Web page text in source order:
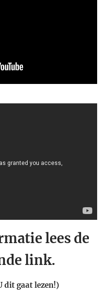
lees de
link.
dit gaat lezen!)